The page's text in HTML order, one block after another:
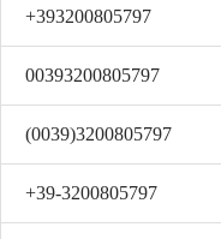
+393200805797
00393200805797
(0039)3200805797
+39-3200805797